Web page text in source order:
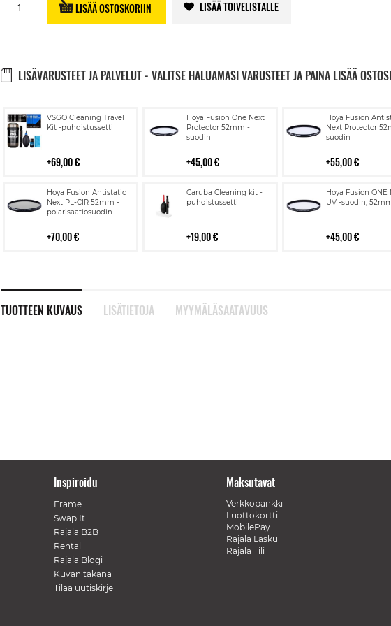
LISÄÄ OSTOSKORIIN LISÄÄ TOIVELISTALLE
LISÄVARUSTEET JA PALVELUT - VALITSE HALUAMASI VARUSTEET JA PAINA LISÄÄ
VSGO Cleaning Travel
Kit -puhdistussetti
69,00 €
Lisää
ostoskoriin
Hoya Fusion One Next
Protector 52mm -
suodin
45,00 €
Lisää
ostoskoriin
Hoya Fusion
Next Protector
suodin
55,00 €
Lisää
ostoskoriin
Hoya Fusion Antistatic
Next PL-CIR 52mm -
polarisaatiosuodin
70,00 €
Lisää
ostoskoriin
Caruba Cleaning kit -
puhdistussetti
19,00 €
Lisää
ostoskoriin
Hoya Fusion ONE
UV -suodin,
45,00 €
Lisää
ostoskoriin
TUOTTEEN KUVAUS LISÄTIETOJA MYYMÄLÄSAATAVUUS
Inspiroidu
Frame
Swap It
Rajala B2B
Rental
Rajala Blogi
Kuvan takana
Tilaa uutiskirje
Maksutavat
Verkkopankki
Luottokortti
MobilePay
Rajala Lasku
Rajala Tili